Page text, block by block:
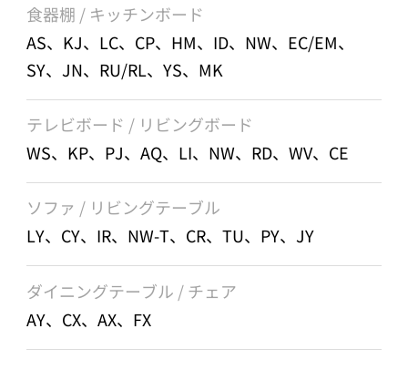
食器棚 / キッチンボード
AS、KJ、LC、CP、HM、ID、NW、EC/EM、
SY、JN、RU/RL、YS、MK
テレビボード / リビングボード
WS、KP、PJ、AQ、LI、NW、RD、WV、CE
ソファ / リビングテーブル
LY、CY、IR、NW-T、CR、TU、PY、JY
ダイニングテーブル / チェア
AY、CX、AX、FX